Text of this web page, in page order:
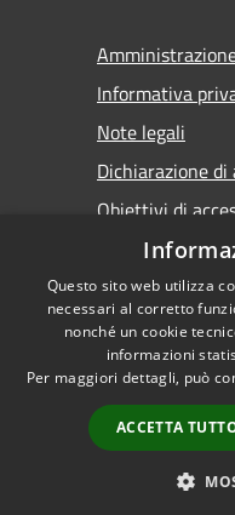
Informativa
Note legali
Dichiarazione
Obiettivi di
Accessibilità
Questo sito web utilizza
necessari al corretto
nonché un cookie
informazioni
Per maggiori dettagli, può
ACCETTA